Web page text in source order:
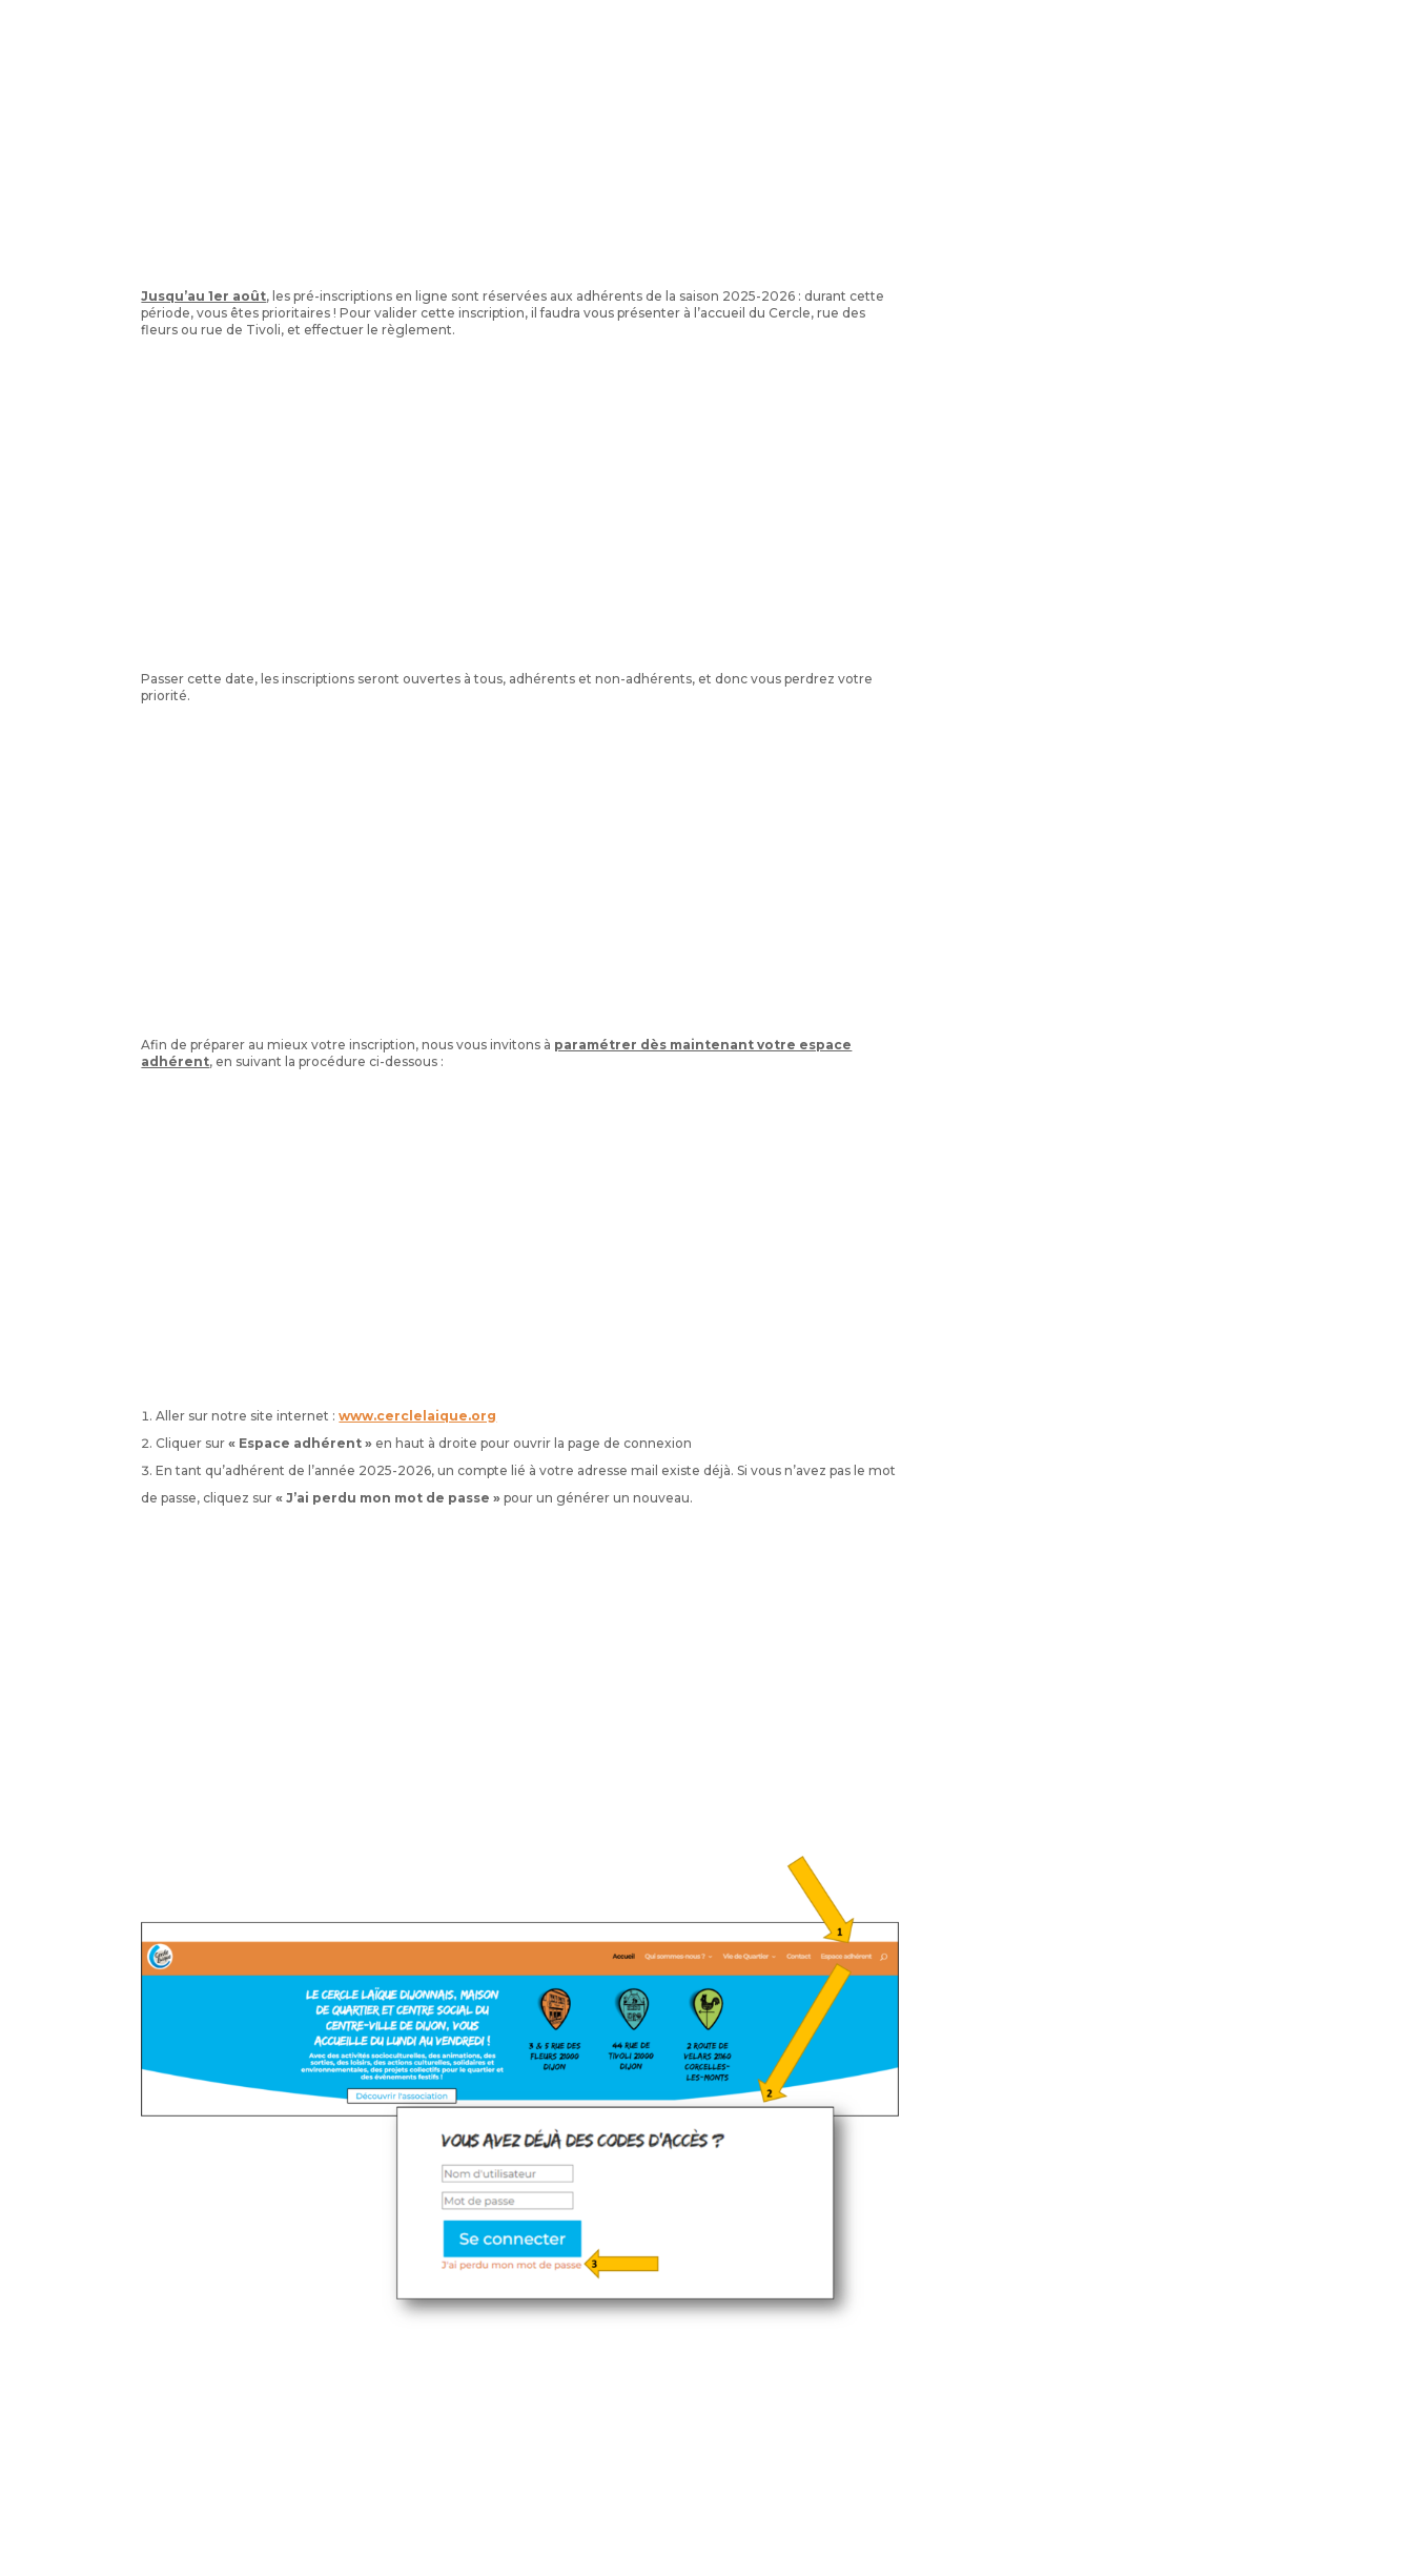
Jusqu’au 1er août, les pré-inscriptions en ligne sont réservées aux adhérents de la saison 2025-2026 : durant cette
période, vous êtes prioritaires ! Pour valider cette inscription, il faudra vous présenter à l’accueil du Cercle, rue des
fleurs ou rue de Tivoli, et effectuer le règlement.
Passer cette date, les inscriptions seront ouvertes à tous, adhérents et non-adhérents, et donc vous perdrez votre
priorité.
Afin de préparer au mieux votre inscription, nous vous invitons à paramétrer dès maintenant votre espace
adhérent, en suivant la procédure ci-dessous :
Aller sur notre site internet :www.cerclelaique.org
Cliquer sur« Espace adhérent » en haut à droite pour ouvrir la page de connexion
En tant qu’adhérent de l’année 2025-2026, un compte lié à votre adresse mail existe déjà. Si vous n’avez pas le mot
de passe, cliquez sur« J’ai perdu mon mot de passe » pour un générer un nouveau.